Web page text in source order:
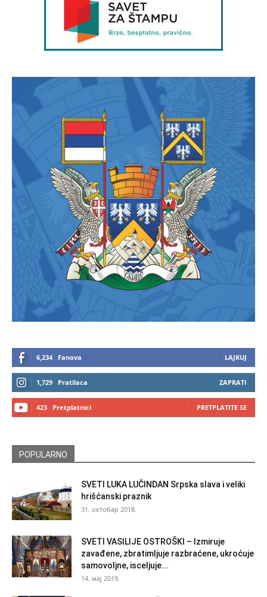
6,234 Fanova LAJKUJ
1,729 Pratilaca ZAPRATI
423 Pretplatnici PRETPLATITE SE
POPULARNO
SVETI LUKA LUČINDAN Srpska slava i veliki
hrišćanski praznik
31. октобар 2018.
SVETI VASILIJE OSTROŠKI – Izmiruje
zavađene, zbratimljuje razbraćene, ukroćuje
samovoljne, isceljuje...
14. мај 2019.